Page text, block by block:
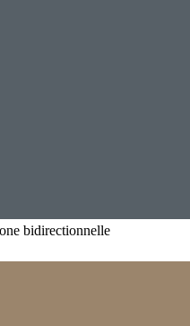
bidirectionnelle